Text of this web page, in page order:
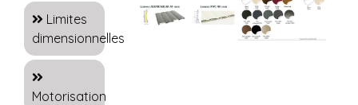
Limites
dimensionnelles
Motorisation